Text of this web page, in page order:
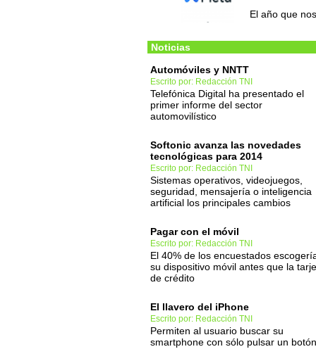
El año que
Noticias
Automóviles y NNTT
Escrito por: Redacción TNI
Telefónica Digital ha presentado el
primer informe del sector
automovilístico
Softonic avanza las novedades
tecnológicas para 2014
Escrito por: Redacción TNI
Sistemas operativos, videojuegos,
seguridad, mensajería o inteligencia
artificial los principales cambios
Pagar con el móvil
Escrito por: Redacción TNI
El 40% de los encuestados
su dispositivo móvil antes que la
de crédito
El llavero del iPhone
Escrito por: Redacción TNI
Permiten al usuario buscar su
smartphone con sólo pulsar un botón